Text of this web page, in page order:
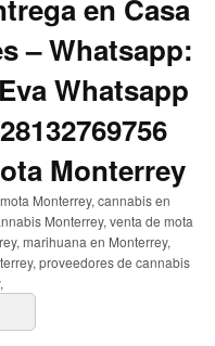
en Casa
– Whatsapp:
Whatsapp
Monterrey
Monterrey, cannabis en
Monterrey, venta de mota
marihuana en Monterrey,
proveedores de cannabis